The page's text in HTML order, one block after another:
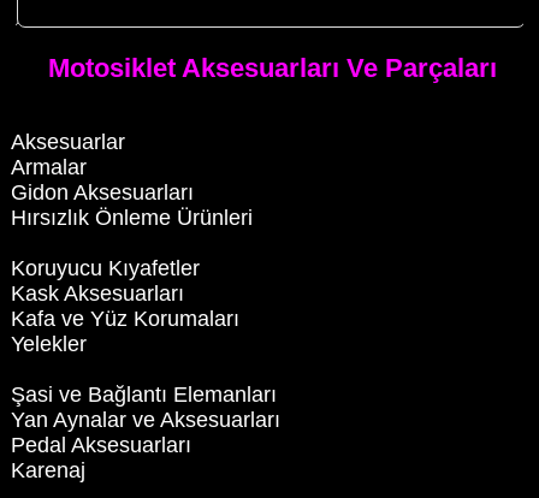
Motosiklet Aksesuarları Ve Parçaları
Aksesuarlar
Armalar
Gidon Aksesuarları
Hırsızlık Önleme Ürünleri
Koruyucu Kıyafetler
Kask Aksesuarları
Kafa ve Yüz Korumaları
Yelekler
Şasi ve Bağlantı Elemanları
Yan Aynalar ve Aksesuarları
Pedal Aksesuarları
Karenaj